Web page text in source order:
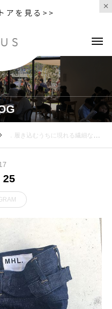
アを見る>>
．履き込むうちに現れる繊細なタテ落ちと混じり気のないインディゴブルーはヴィンテージの要素と現代的な機能を融合させたレプリカでもヴィンテージでもないCANTONオリジナルデニム。．サイズもそろって再入荷です︎． あわせてこちらもどうぞ@haus_howell ．#MHL.#mens#womens #CANTON DENIM#cantonoveralls #brushed dry cotton canvas#denim#テキサスオーガニックコットン #hausmatsue #島根#松江
25